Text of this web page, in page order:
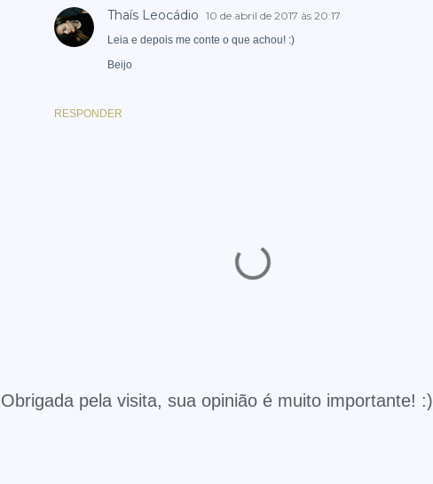
RESPONDER
Thaís Leocádio 10 de abril de 2017 às 20:17
Leia e depois me conte o que achou! :)
Beijo
Obrigada pela visita, sua opinião é muito importante! :)